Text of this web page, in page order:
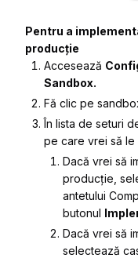
Pentru a
producție
Accesează
Sandbox.
Fă clic pe
În lista de seturi
pe care vrei să le
Dacă vrei să
producție,
antetului
butonul
Dacă vrei să
selectează